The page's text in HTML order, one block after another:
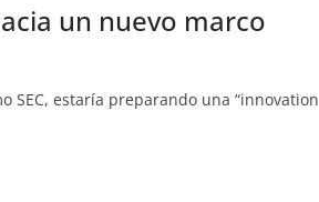
un nuevo marco
SEC, estaría preparando una “innovation